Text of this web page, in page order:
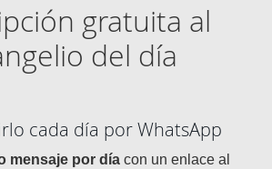
gratuita al
del día
cada día por WhatsApp
mensaje por día con un enlace al